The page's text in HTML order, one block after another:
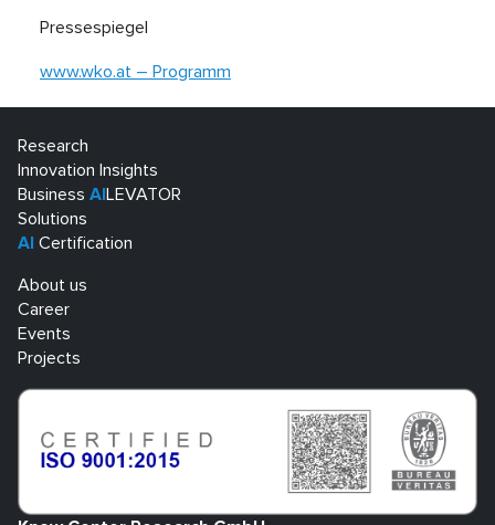
Pressespiegel
www.wko.at – Programm
Research
Innovation Insights
Business AI LEVATOR
Solutions
AI Certification
About us
Career
Events
Projects